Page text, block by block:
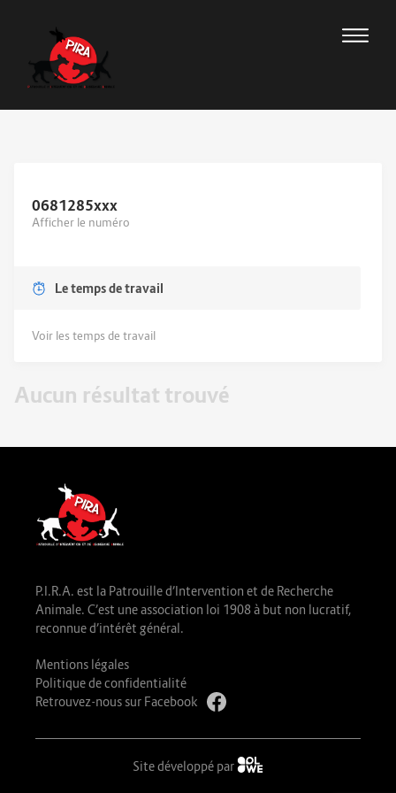
0681285xxx
Afficher le numéro
Le temps de travail
Voir les temps de travail
Aucun résultat trouvé
P.I.R.A. est la Patrouille d’Intervention et de Recherche
Animale. C’est une association loi 1908 à but non lucratif,
reconnue d’intérêt général.
Mentions légales
Politique de confidentialité
Retrouvez-nous sur Facebook
Site développé par